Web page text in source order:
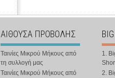
ΑΙΘΟΥΣΑ ΠΡΟΒΟΛΗΣ
Ταινίες Μικρού Μήκους από
τη συλλογή μας
Ταινίες Μικρού Μήκους από
1.
2.